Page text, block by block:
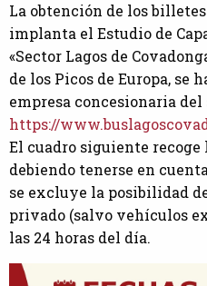
La obtención de los
implanta el Estudio de
«Sector Lagos de
de los Picos de Europa, se
empresa concesionaria
https://
El cuadro siguiente recoge
debiendo tenerse en
se excluye la posibilidad
privado (salvo vehículos
las 24 horas del día.